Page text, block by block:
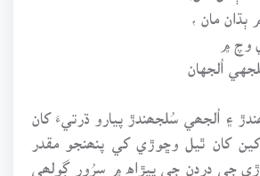
مان ،
وچ ۾
اُلجهان
۽ اُلجھي سُلجھندڙ پيارو ڌرتيءَ کان
کان ٿيل وڇوڙي کي پنھنجو مقدر
جي دردن جي پيڙاه ۾ سرُور ڳولھي